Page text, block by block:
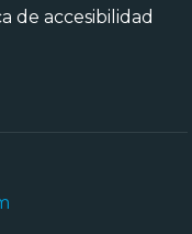
de accesibilidad